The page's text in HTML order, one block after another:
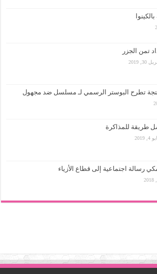
تمن الجزر
30, 2019
تطرح البوستر الرسمي لـ مسلسل ضد مجهول
طريقة للمذاكرة
4, 2019
رسالة اجتماعية إلى قطاع الأزياء